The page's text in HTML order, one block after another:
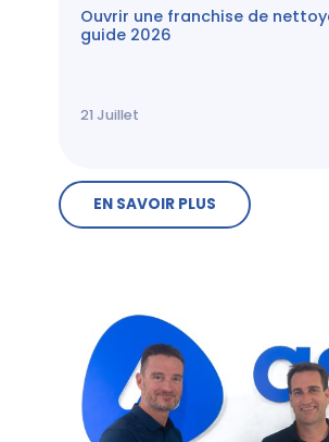
Ouvrir une franchise de
guide 2026
21 Juillet
EN SAVOIR PLUS